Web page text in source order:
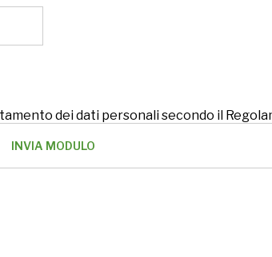
dei dati personali secondo il